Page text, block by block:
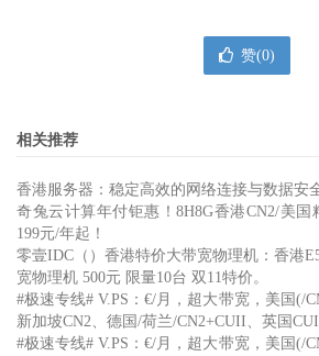
赞(0)
相关推荐
香港服务器：稳定高效的网络连接与数据安
奇兔云计算年付钜惠！8H8G香港CN2/美
199元/年起！
零壹IDC（）香港特价大带宽物理机：香港
宽物理机 500元 限量10台 双11特价。
#极速专线# V.PS：€/月，超大带宽，美国(/
新加坡CN2、德国/荷兰/CN2+CUII、英国
#极速专线# V.PS：€/月，超大带宽，美国(/